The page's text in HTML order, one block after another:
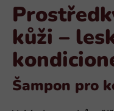
kůži –
Šampon pro